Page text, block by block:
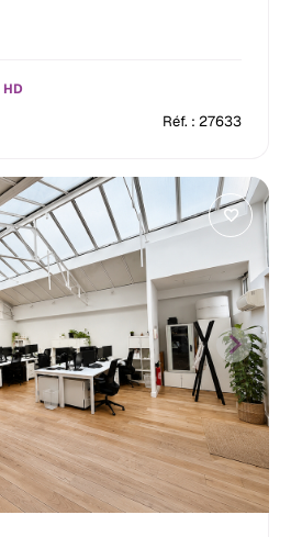
HD
Réf. : 27633